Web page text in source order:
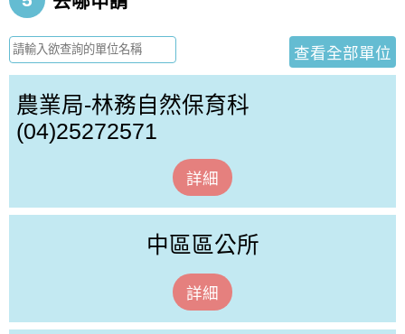
查看全部單位
農業局-林務自然保育科
(04)25272571
詳細
中區區公所
詳細